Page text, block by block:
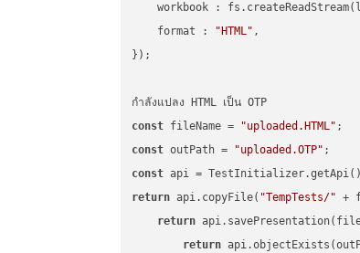
workbook :
format : "HTML" ,
});
const fileName = "uploaded.HTML"
const outPath = "uploaded.OTP"
const
return api.copyFile( "TempTests/" +
return
return